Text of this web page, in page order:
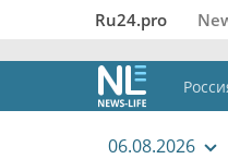
Ru24.pro
06.08.2026